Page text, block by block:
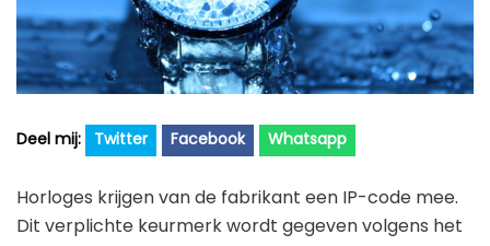
Garmin
Huawei
Polar
Samsung
Wahoo
Persbericht
Training
Contact
Twitter Facebook Whatsapp
Horloges krijgen van de fabrikant een IP-code mee.
Dit verplichte keurmerk wordt gegeven volgens het